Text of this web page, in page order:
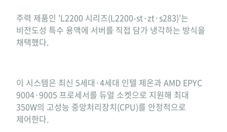
주력 제품인 'L2200 시리즈(L2200-st·zt·s283)'는
비전도성 특수 용액에 서버를 직접 담가 냉각하는 방식을
채택했다.
이 시스템은 최신 5세대·4세대 인텔 제온과 AMD EPYC
9004·9005 프로세서를 듀얼 소켓으로 지원해 최대
350W의 고성능 중앙처리장치(CPU)를 안정적으로
제어한다.